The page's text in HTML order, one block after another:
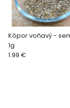
Kôpor voňavý -
1g
1.99 €